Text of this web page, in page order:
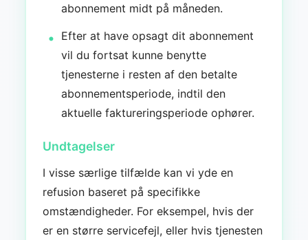
abonnement midt på måneden.
Efter at have opsagt dit abonnement
vil du fortsat kunne benytte
tjenesterne i resten af den betalte
abonnementsperiode, indtil den
aktuelle faktureringsperiode ophører.
Undtagelser
I visse særlige tilfælde kan vi yde en
refusion baseret på specifikke
omstændigheder. For eksempel, hvis der
er en større servicefejl, eller hvis tjenesten